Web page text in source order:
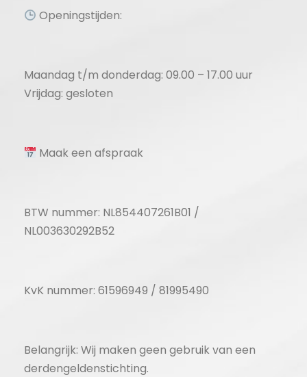
Openingstijden:
Maandag t/m donderdag: 09.00 – 17.00 uur
Vrijdag: gesloten
Maak een afspraak
BTW nummer: NL854407261B01 /
NL003630292B52
KvK nummer: 61596949 / 81995490
Belangrijk: Wij maken geen gebruik van een
derdengeldenstichting.